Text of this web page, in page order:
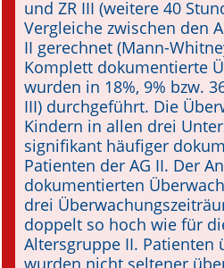
und ZR III (weitere 40
Vergleiche zwischen den
II gerechnet (Mann-
Komplett dokumentierte
wurden in 18%, 9% bzw.
III) durchgeführt. Die
Kindern in allen drei
signifikant häufiger
Patienten der AG II. Der
dokumentierten
drei
doppelt so hoch wie für
Altersgruppe II. Patienten
wurden nicht seltener